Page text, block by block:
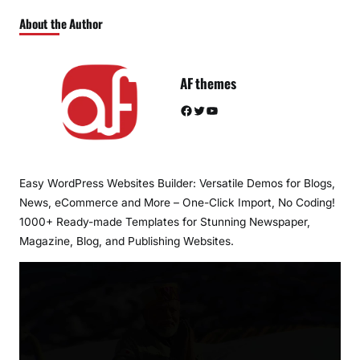
About the Author
AF themes
Facebook Twitter YouTube
Easy WordPress Websites Builder: Versatile Demos for Blogs,
News, eCommerce and More – One-Click Import, No Coding!
1000+ Ready-made Templates for Stunning Newspaper,
Magazine, Blog, and Publishing Websites.